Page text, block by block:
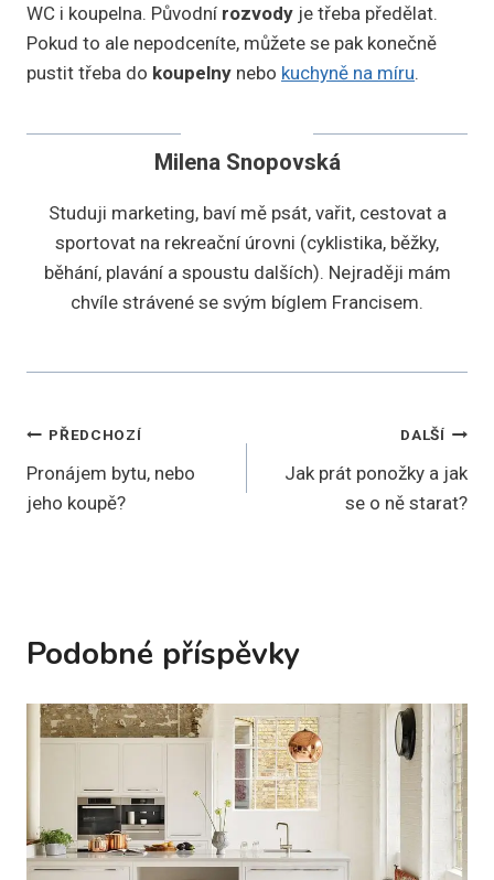
WC i koupelna. Původní rozvody je třeba předělat.
Pokud to ale nepodceníte, můžete se pak konečně
pustit třeba do koupelny nebo kuchyně na míru.
Milena Snopovská
Studuji marketing, baví mě psát, vařit, cestovat a
sportovat na rekreační úrovni (cyklistika, běžky,
běhání, plavání a spoustu dalších). Nejraději mám
chvíle strávené se svým bíglem Francisem.
Navigace
pro
PŘEDCHOZÍ
Pronájem bytu, nebo
jeho koupě?
DALŠÍ
Jak prát ponožky a jak
se o ně starat?
Podobné příspěvky